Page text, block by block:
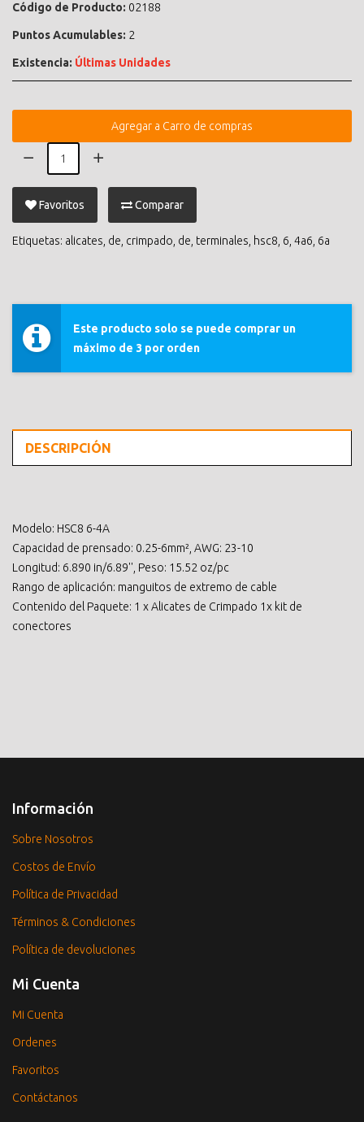
Código de Producto: 02188
Puntos Acumulables: 2
Existencia: Últimas Unidades
Agregar a Carro de compras
Favoritos Comparar
Etiquetas: alicates de crimpado de terminales hsc8 6 4a6 6a
Este producto solo se puede comprar un
máximo de 3 por orden
DESCRIPCIÓN
Modelo: HSC8 6-4A
Capacidad de prensado: 0.25-6mm², AWG: 23-10
Longitud: 6.890 in/6.89'', Peso: 15.52 oz/pc
Rango de aplicación: manguitos de extremo de cable
Contenido del Paquete: 1 x Alicates de Crimpado 1x kit de
conectores
Información
Sobre Nosotros
Costos de Envío
Política de Privacidad
Términos & Condiciones
Política de devoluciones
Mi Cuenta
Mi Cuenta
Ordenes
Favoritos
Contáctanos